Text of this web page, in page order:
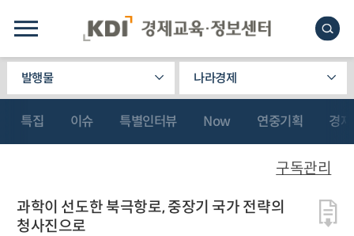
발행물 나라경제
특집 이슈 특별인터뷰 Now 연중기획 경
과학이 선도한 북극항로, 중장기 국가 전략의
청사진으로
구독관리